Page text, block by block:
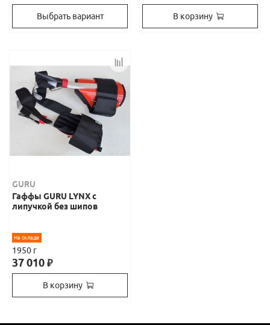
Выбрать вариант В корзину
GURU
Гаффы GURU LYNX с
липучкой без шипов
На складе
1950 г
37 010₽
В корзину